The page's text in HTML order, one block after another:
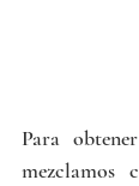
Para